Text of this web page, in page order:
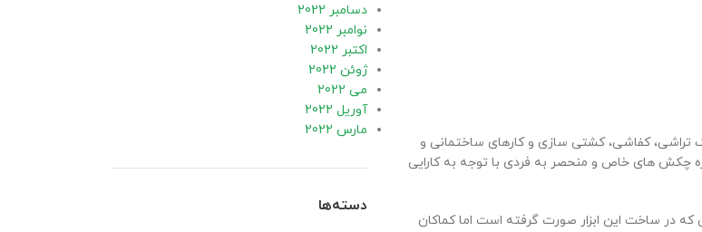
کفاشی، کشتی سازی و کارهای ساختمانی و
چکش های خاص و منحصر به فردی با توجه به کارایی
در ساخت این ابزار صورت گرفته است اما کماکان
دسامبر 2022
نوامبر 2022
اکتبر 2022
ژوئن 2022
می 2022
آوریل 2022
مارس 2022
دسته‌ها